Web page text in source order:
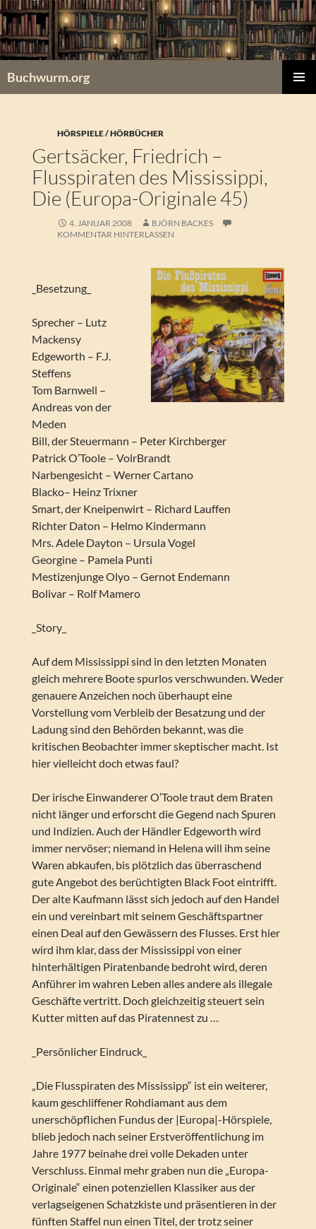
Zum
Inhalt
springen
Buchwurm.org
HÖRSPIELE / HÖRBÜCHER
Gertsäcker, Friedrich –
Flusspiraten des Mississippi,
Die (Europa-Originale 45)
4. JANUAR 2008
BJÖRN BACKES
KOMMENTAR HINTERLASSEN
_Besetzung_
Sprecher – Lutz
Mackensy
Edgeworth – F.J.
Steffens
Tom Barnwell –
Andreas von der
Meden
Bill, der Steuermann – Peter Kirchberger
Patrick O’Toole – VolrBrandt
Narbengesicht – Werner Cartano
Blacko– Heinz Trixner
Smart, der Kneipenwirt – Richard Lauffen
Richter Daton – Helmo Kindermann
Mrs. Adele Dayton – Ursula Vogel
Georgine – Pamela Punti
Mestizenjunge Olyo – Gernot Endemann
Bolivar – Rolf Mamero
_Story_
Auf dem Mississippi sind in den letzten Monaten
gleich mehrere Boote spurlos verschwunden. Weder
genauere Anzeichen noch überhaupt eine
Vorstellung vom Verbleib der Besatzung und der
Ladung sind den Behörden bekannt, was die
kritischen Beobachter immer skeptischer macht. Ist
hier vielleicht doch etwas faul?
Der irische Einwanderer O’Toole traut dem Braten
nicht länger und erforscht die Gegend nach Spuren
und Indizien. Auch der Händler Edgeworth wird
immer nervöser; niemand in Helena will ihm seine
Waren abkaufen, bis plötzlich das überraschend
gute Angebot des berüchtigten Black Foot eintrifft.
Der alte Kaufmann lässt sich jedoch auf den Handel
ein und vereinbart mit seinem Geschäftspartner
einen Deal auf den Gewässern des Flusses. Erst hier
wird ihm klar, dass der Mississippi von einer
hinterhältigen Piratenbande bedroht wird, deren
Anführer im wahren Leben alles andere als illegale
Geschäfte vertritt. Doch gleichzeitig steuert sein
Kutter mitten auf das Piratennest zu …
_Persönlicher Eindruck_
„Die Flusspiraten des Mississipp“ ist ein weiterer,
kaum geschliffener Rohdiamant aus dem
unerschöpflichen Fundus der |Europa|-Hörspiele,
blieb jedoch nach seiner Erstveröffentlichung im
Jahre 1977 beinahe drei volle Dekaden unter
Verschluss. Einmal mehr graben nun die „Europa-
Originale“ einen potenziellen Klassiker aus der
verlagseigenen Schatzkiste und präsentieren in der
fünften Staffel nun einen Titel, der trotz seiner